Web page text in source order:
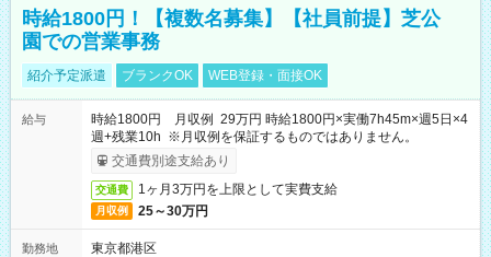
時給1800円！【複数名募集】【社員前提】芝公
園での営業事務
紹介予定派遣 ブランクOK WEB登録・面接OK
給与
時給1800円 月収例 29万円 時給1800円×実働7h45m×週5日×4
週+残業10h ※月収例を保証するものではありません。
交通費別途支給あり
交通費 1ヶ月3万円を上限として実費支給
月収例 25～30万円
勤務地
東京都港区